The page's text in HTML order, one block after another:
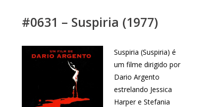
#0631 – Suspiria (1977)
Suspiria (Suspiria) é
um filme dirigido por
Dario Argento
estrelando Jessica
Harper e Stefania